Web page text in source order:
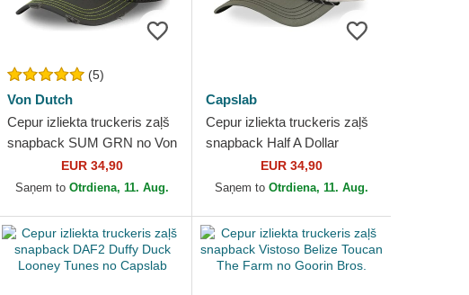
(5)
Von Dutch
Cepur izliekta truckeris zaļš
snapback SUM GRN no Von
EUR 34,90
Saņem toOtrdiena, 11. Aug.
Capslab
Cepur izliekta truckeris zaļš
snapback Half A Dollar
HALFB Hip Hop Dogz no
Capslab
EUR 34,90
Saņem to Otrdiena, 11. Aug.